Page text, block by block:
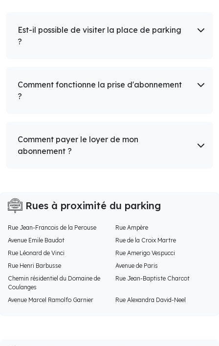
Est-il possible de visiter la place de parking
?
Comment fonctionne la prise d'abonnement
?
Comment payer le loyer de mon
abonnement ?
Rues à proximité du parking
Rue Jean-Francois de la Perouse
Rue Ampère
Avenue Emile Baudot
Rue de la Croix Martre
Rue Léonard de Vinci
Rue Amerigo Vespucci
Rue Henri Barbusse
Avenue de Paris
Chemin résidentiel du Domaine de
Coulanges
Rue Jean-Baptiste Charcot
Avenue Marcel Ramolfo Garnier Rue Alexandra David-Neel